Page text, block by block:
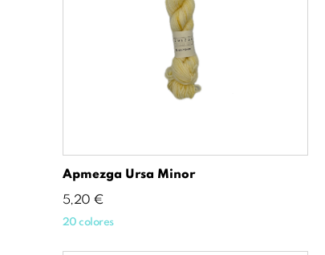
Apmezga Ursa Minor
Precio
5,20 €
20 colores